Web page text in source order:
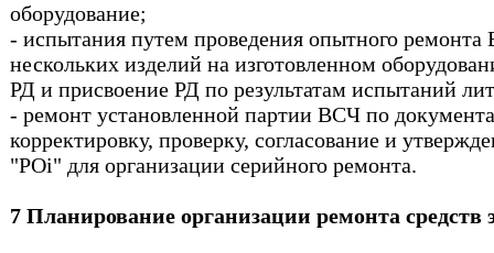
оборудование;
- испытания путем проведения опытного ремонта
нескольких изделий на изготовленном
РД и присвоение РД по результатам испытаний
- ремонт установленной партии BCЧ по
корректировку, проверку, согласование и
"POi" для организации серийного ремонта.
7 Планирование организации ремонта средств